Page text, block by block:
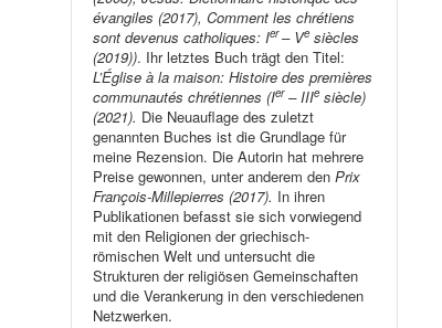
évangiles (2017), Comment les chrétiens
sont devenus catholiques: Ier– Ve siècles
(2019)). Ihr letztes Buch trägt den Titel:
L’Église à la maison: Histoire des premières
communautés chrétiennes (Ier– IIIe siècle)
(2021). Die Neuauflage des zuletzt
genannten Buches ist die Grundlage für
meine Rezension. Die Autorin hat mehrere
Preise gewonnen, unter anderem denPrix
François-Millepierres (2017). In ihren
Publikationen befasst sie sich vorwiegend
mit den Religionen der griechisch-
römischen Welt und untersucht die
Strukturen der religiösen Gemeinschaften
und die Verankerung in den verschiedenen
Netzwerken.